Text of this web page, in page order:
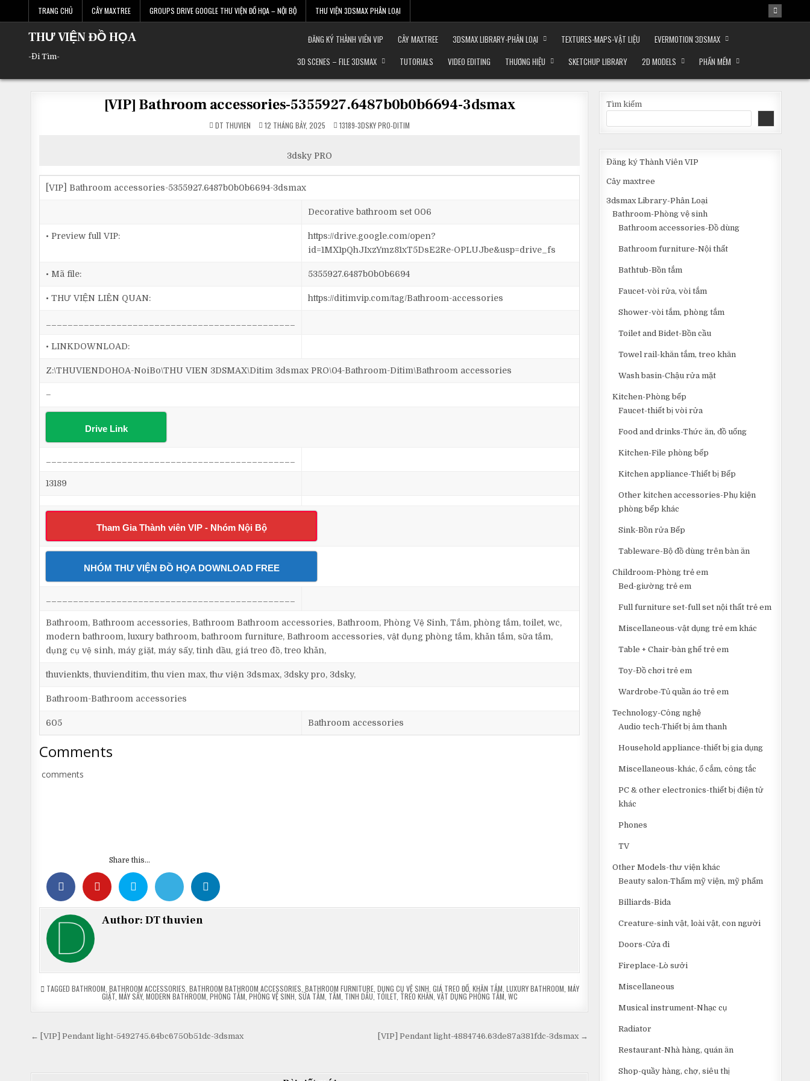
TRANG CHỦ CÂY MAXTREE GROUPS DRIVE GOOGLE THƯ VIỆN ĐỒ HỌA – NỘI BỘ THƯ VIỆN 3DSMAX PHÂN LOẠI
THƯ VIỆN ĐỒ HỌA
-Đi Tìm-
ĐĂNG KÝ THÀNH VIÊN VIP CÂY MAXTREE 3DSMAX LIBRARY-PHÂN LOẠI TEXTURES-MAPS-VẬT LIỆU
EVERMOTION 3DSMAX
3D SCENES – FILE 3DSMAX
TUTORIALS VIDEO EDITING THƯƠNG HIỆU SKETCHUP LIBRARY 2D MODELS PHẦN MỀM
[VIP] Bathroom accessories-5355927.6487b0b0b6694-3dsmax
DT THUVIEN 12 THÁNG BẢY, 2025 POSTED
IN
13189-3DSKY PRO-DITIM
3dsky PRO
[VIP] Bathroom accessories-5355927.6487b0b0b6694-3dsmax
Decorative bathroom set 006
• Preview full VIP:
https://drive.google.com/open?
id=1MX1pQhJIxzYmz81xT5DsE2Re-OPLUJbe&usp=drive_fs
• Mã file: 5355927.6487b0b0b6694
• THƯ VIỆN LIÊN QUAN: https://ditimvip.com/tag/Bathroom-accessories
• LINKDOWNLOAD:
Z:\THUVIENDOHOA-NoiBo\THU VIEN 3DSMAX\Ditim 3dsmax PRO\04-Bathroom-Ditim\Bathroom accessories
–
Drive Link
13189
Tham Gia Thành viên VIP - Nhóm Nội Bộ
NHÓM THƯ VIỆN ĐỒ HỌA DOWNLOAD FREE
Bathroom, Bathroom accessories, Bathroom Bathroom accessories, Bathroom, Phòng Vệ Sinh, Tắm, phòng tắm, toilet, wc,
modern bathroom, luxury bathroom, bathroom furniture, Bathroom accessories, vật dụng phòng tắm, khăn tắm, sữa tắm,
dụng cụ vệ sinh, máy giặt, máy sấy, tinh dầu, giá treo đồ, treo khăn,
thuvienkts, thuvienditim, thu vien max, thư viện 3dsmax, 3dsky pro, 3dsky,
Bathroom-Bathroom accessories
605 Bathroom accessories
Comments
comments
Share this...
Author:DT thuvien
TAGGED BATHROOM BATHROOM ACCESSORIES BATHROOM BATHROOM ACCESSORIES BATHROOM FURNITURE, DỤNG CỤ VỆ SINH GIÁ TREO ĐỒ, KHĂN TẮM LUXURY BATHROOM MÁY
GIẶT, MÁY SẤY, MODERN BATHROOM PHÒNG TẮM PHÒNG VỆ SINH SỮA TẮM TẮM TINH DẦU, TOILET, TREO KHĂN VẬT DỤNG PHÒNG TẮM WC
Điều
bài
[VIP] Pendant light-4884746.63de87a381fdc-3dsmax →
← [VIP] Pendant light-5492745.64bc6750b51dc-3dsmax
Tìm kiếm
Đăng ký Thành Viên VIP
Cây maxtree
3dsmax Library-Phân Loại
Bathroom-Phòng vệ sinh
Bathroom accessories-Đồ dùng
Bathroom furniture-Nội thất
Bathtub-Bồn tắm
Faucet-vòi rửa, vòi tắm
Shower-vòi tắm, phòng tắm
Toilet and Bidet-Bồn cầu
Towel rail-khăn tắm, treo khăn
Wash basin-Chậu rửa mặt
Kitchen-Phòng bếp
Faucet-thiết bị vòi rửa
Food and drinks-Thức ăn, đồ uống
Kitchen-File phòng bếp
Kitchen appliance-Thiết bị Bếp
Other kitchen accessories-Phụ kiện
phòng bếp khác
Sink-Bồn rửa Bếp
Tableware-Bộ đồ dùng trên bàn ăn
Childroom-Phòng trẻ em
Bed-giường trẻ em
Full furniture set-full set nội thất trẻ em
Miscellaneous-vật dụng trẻ em khác
Table + Chair-bàn ghế trẻ em
Toy-Đồ chơi trẻ em
Wardrobe-Tủ quần áo trẻ em
Technology-Công nghệ
Audio tech-Thiết bị âm thanh
Household appliance-thiết bị gia dụng
Miscellaneous-khác, ổ cắm, công tắc
PC & other electronics-thiết bị điện tử
khác
Phones
TV
Other Models-thư viện khác
Beauty salon-Thẩm mỹ viện, mỹ phẩm
Billiards-Bida
Creature-sinh vật, loài vật, con người
Doors-Cửa đi
Fireplace-Lò sưởi
Miscellaneous
Musical instrument-Nhạc cụ
Radiator
Restaurant-Nhà hàng, quán ăn
Shop-quầy hàng, chợ, siêu thị